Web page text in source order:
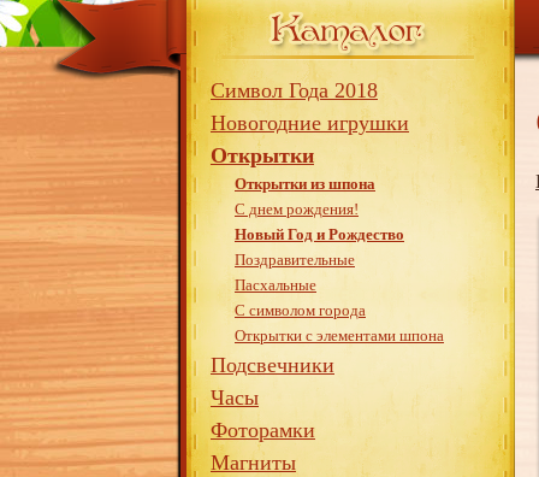
Символ Года 2018
Новогодние игрушки
Открытки
Открытки из шпона
С днем рождения!
Новый Год и Рождество
Поздравительные
Пасхальные
С символом города
Открытки с элементами шпона
Подсвечники
Часы
Фоторамки
Магниты